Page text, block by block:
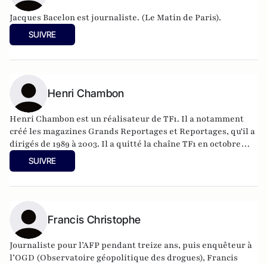
Jacques Bacelon est journaliste. (Le Matin de Paris).
SUIVRE
Henri Chambon
Henri Chambon est un réalisateur de TF1. Il a notamment
créé les magazines Grands Reportages et Reportages, qu'il a
dirigés de 1989 à 2003. Il a quitté la chaîne TF1 en octobre
2003.SUIVRE
Francis Christophe
Journaliste pour l’AFP pendant treize ans, puis enquêteur à
l’OGD (Observatoire géopolitique des drogues), Francis